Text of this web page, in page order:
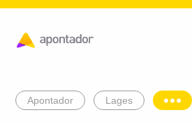
Apontador Lages